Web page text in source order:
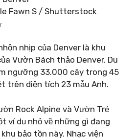
Fawn S / Shutterstock
nhịp của Denver là khu
Vườn Bách thảo Denver. Du
ngưỡng 33.000 cây trong 45
trên diện tích 23 mẫu Anh.
Rock Alpine và Vườn Trẻ
ví dụ nhỏ về những gì đang
bảo tồn này. Nhạc viện